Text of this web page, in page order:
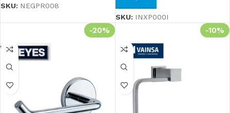
SKU: NEGPR008
SKU: INXP000I
-20% -10%